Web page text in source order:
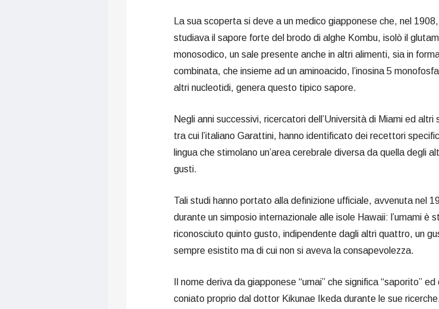
La sua scoperta si deve a un medico giapponese che, nel
studiava il sapore forte del brodo di alghe Kombu, isolò il
monosodico, un sale presente anche in altri alimenti, sia in
combinata, che insieme ad un aminoacido, l’inosina 5
altri nucleotidi, genera questo tipico sapore.
Negli anni successivi, ricercatori dell’Università di Miami ed altri
tra cui l’italiano Garattini, hanno identificato dei recettori
lingua che stimolano un’area cerebrale diversa da quella degli
gusti.
Tali studi hanno portato alla definizione ufficiale, avvenuta nel
durante un simposio internazionale alle isole Hawaii: l’umami è
riconosciuto quinto gusto, indipendente dagli altri quattro, un
sempre esistito ma di cui non si aveva la consapevolezza.
Il nome deriva da giapponese “umai” che significa “saporito”
coniato proprio dal dottor Kikunae Ikeda durante le sue